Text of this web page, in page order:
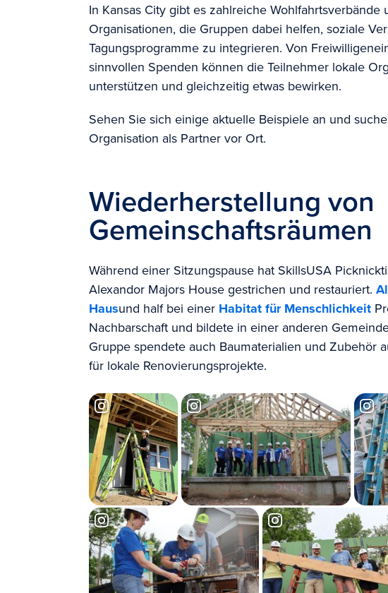
In Kansas City gibt es zahlreiche
Organisationen, die Gruppen dabei helfen, soziale
Tagungsprogramme zu integrieren. Von
sinnvollen Spenden können die Teilnehmer lokale
unterstützen und gleichzeitig etwas bewirken.
Sehen Sie sich einige aktuelle Beispiele an und
Organisation als Partner vor Ort.
Wiederherstellung von
Gemeinschaftsräumen
Während einer Sitzungspause hat SkillsUSA
Alexandor Majors House gestrichen und restauriert.
Hausund half bei einer Habitat für Menschlichkeit
Nachbarschaft und bildete in einer anderen
Gruppe spendete auch Baumaterialien und Zubehör
für lokale Renovierungsprojekte.